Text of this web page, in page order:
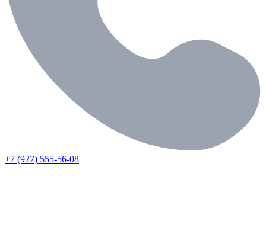
+7 (927) 555-56-08